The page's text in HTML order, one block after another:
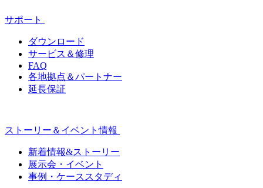
サポート
ダウンロード
サービス＆修理
FAQ
各地拠点＆パートナー
延長保証
ストーリー＆イベント情報
新着情報&ストーリー
展示会・イベント
事例・ケーススタディ